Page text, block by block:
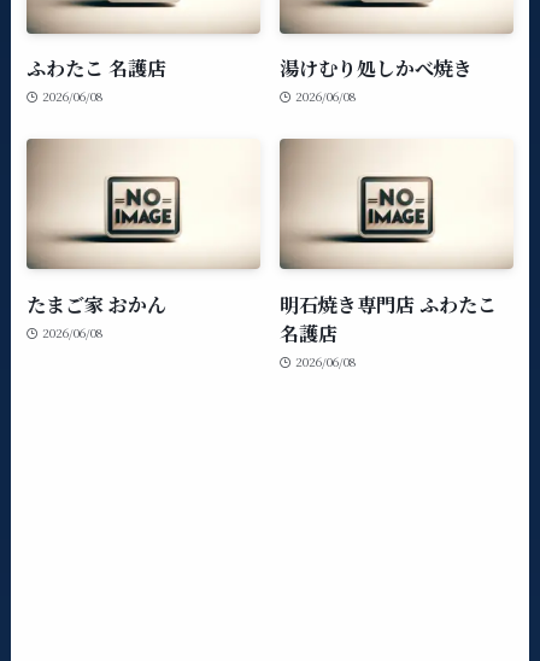
ふわたこ 名護店
2026/06/08
湯けむり処しかべ焼き
2026/06/08
たまご家 おかん
2026/06/08
明石焼き専門店 ふわたこ
名護店
2026/06/08